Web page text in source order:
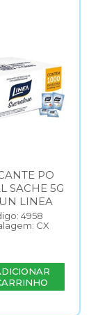
PO
SACHE 5G
LINEA
4958
CX